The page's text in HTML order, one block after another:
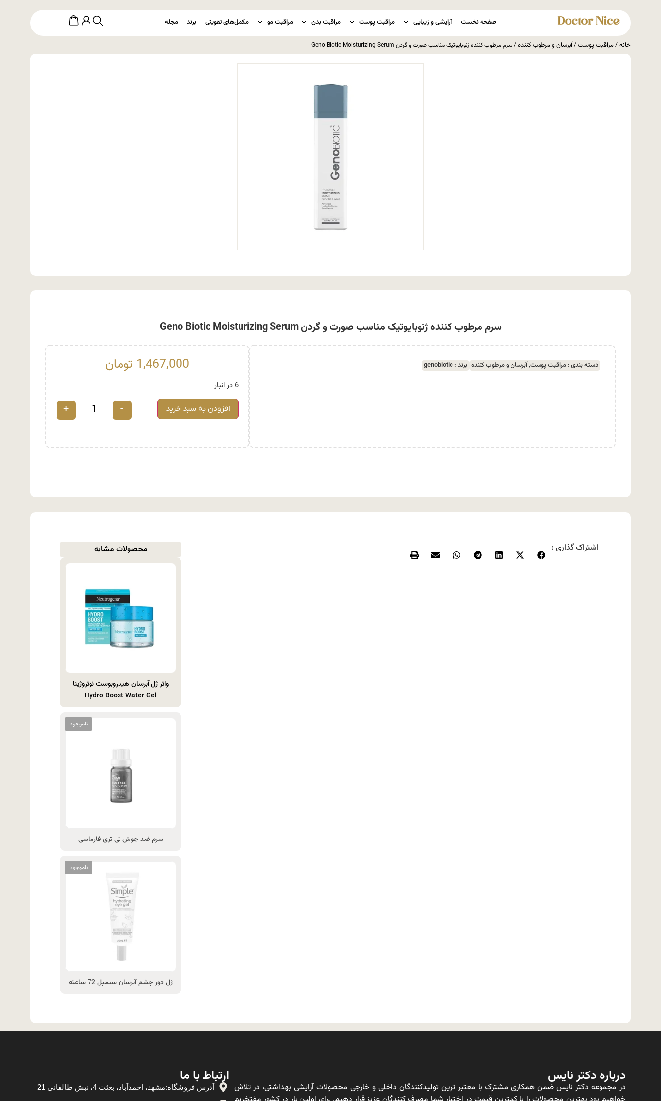
صفحه نخست آرایشی و زیبایی مراقبت پوست مراقبت بدن مراقبت مو مکمل‌های تقویتی برند مجله
خانه/مراقبت پوست/آبرسان و مرطوب کننده/ سرم مرطوب کننده ژنوبایوتیک مناسب صورت و گردن Geno Biotic Moisturizing Serum
سرم مرطوب کننده ژنوبایوتیک مناسب صورت و گردن Geno Biotic Moisturizing Serum
دسته بندی : مراقبت پوست,آبرسان و مرطوب کننده برند : genobiotic
1,467,000 تومان
6 در انبار
-
+ افزودن به سبد خرید
اشتراک گذاری : محصولات مشابه
واتر ژل آبرسان هیدروبوست نوتروژینا
Hydro Boost Water Gel
سرم ضد جوش تی تری فارماسی
ژل دور چشم آبرسان سیمپل 72 ساعته
درباره دکتر نایس
در مجموعه دکتر نایس ضمن همکاری مشترک با معتبر ترین تولیدکنندگان داخلی و خارجی محصولات آرایشی بهداشتی، در تلاش
ارتباط با ما
آدرس فروشگاه:مشهد، احمدآباد، بعثت 4، نبش طالقانی 21